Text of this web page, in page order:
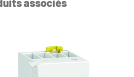
associés